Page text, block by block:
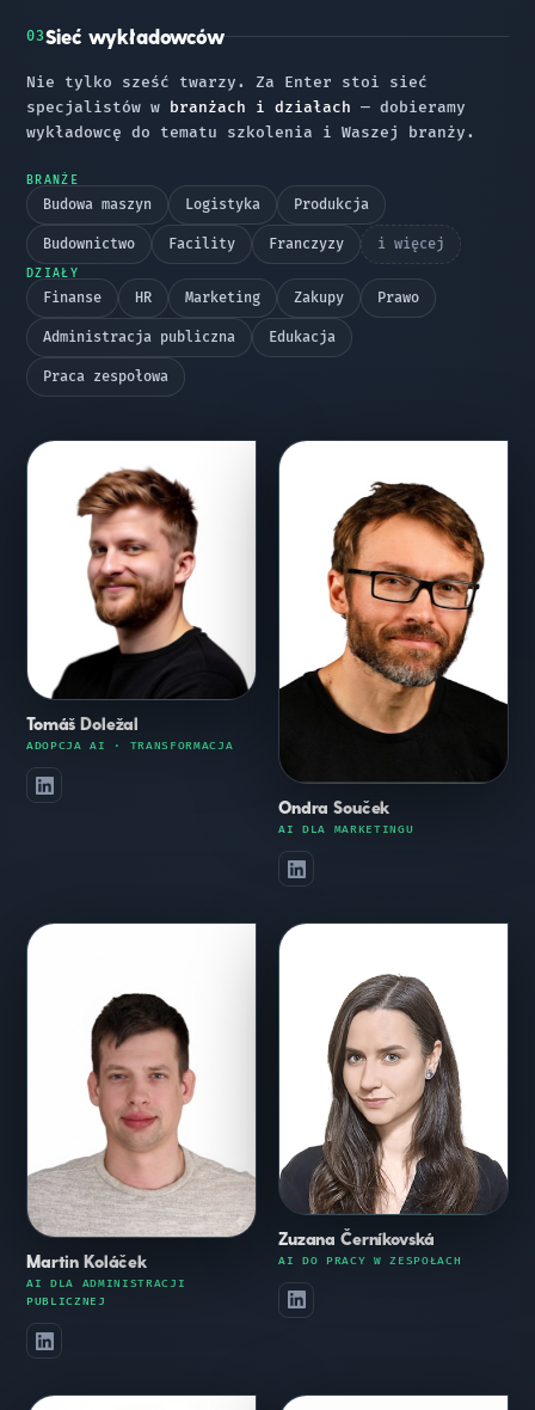
03Sieć wykładowców
Nie tylko sześć twarzy. Za Enter stoi sieć
specjalistów w branżach i działach — dobieramy
wykładowcę do tematu szkolenia i Waszej branży.
BRANŻE
Budowa maszyn Logistyka Produkcja
Budownictwo Facility Franczyzy i więcej
DZIAŁY
Finanse HR Marketing Zakupy Prawo
Administracja publiczna Edukacja
Praca zespołowa
Tomáš Doležal
ADOPCJA AI · TRANSFORMACJA
Ondra Souček
AI DLA MARKETINGU
Martin Koláček
AI DLA ADMINISTRACJI
PUBLICZNEJ
Zuzana Černíkovská
AI DO PRACY W ZESPOŁACH